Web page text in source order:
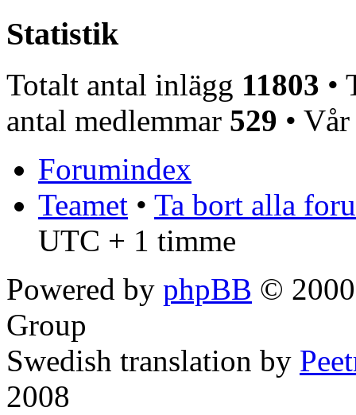
Statistik
Totalt antal inlägg 11803 •
antal medlemmar 529 •
Forumindex
Teamet • Ta bort alla
UTC + 1 timme
Powered by phpBB ©
Group
Swedish translation by
2008